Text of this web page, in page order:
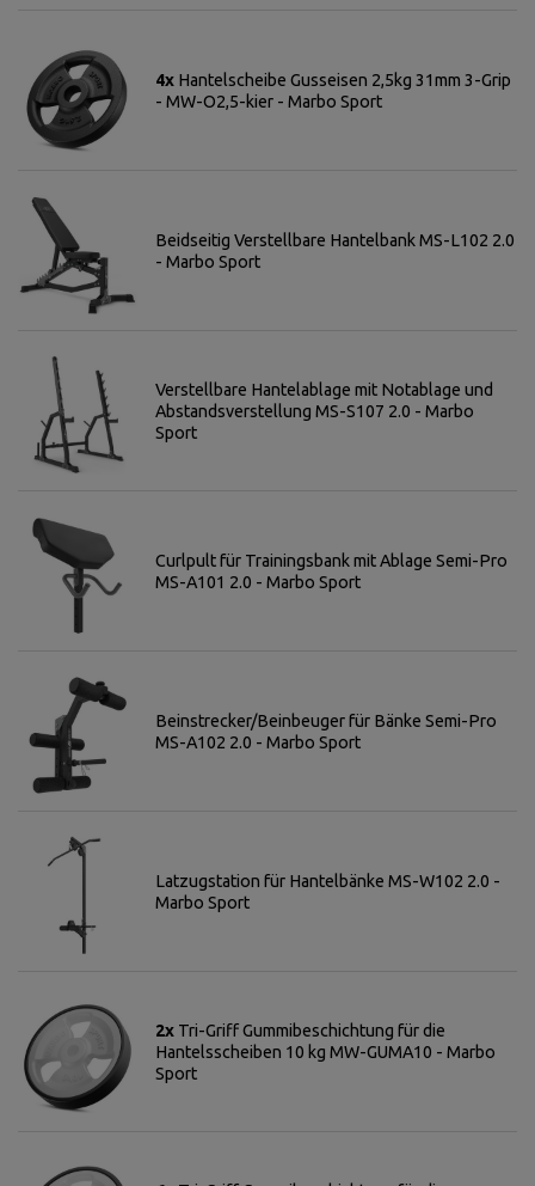
4x Hantelscheibe Gusseisen 2,5kg 31mm 3-Grip
- MW-O2,5-kier - Marbo Sport
Beidseitig Verstellbare Hantelbank MS-L102 2.0
- Marbo Sport
Verstellbare Hantelablage mit Notablage und
Abstandsverstellung MS-S107 2.0 - Marbo
Sport
Curlpult für Trainingsbank mit Ablage Semi-Pro
MS-A101 2.0 - Marbo Sport
Beinstrecker/Beinbeuger für Bänke Semi-Pro
MS-A102 2.0 - Marbo Sport
Latzugstation für Hantelbänke MS-W102 2.0 -
Marbo Sport
2x Tri-Griff Gummibeschichtung für die
Hantelsscheiben 10 kg MW-GUMA10 - Marbo
Sport